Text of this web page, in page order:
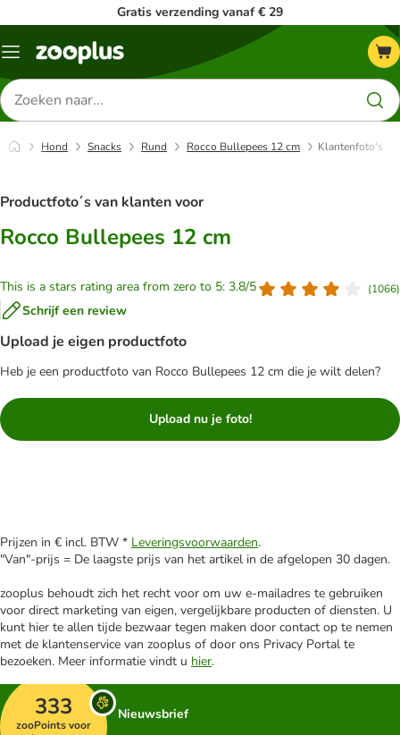
Gratis verzending vanaf € 29
Menu
Zoeken
naar
producten
Hond Snacks Rund Rocco Bullepees 12 cm Klantenfoto's
Productfoto´s van klanten voor
Rocco Bullepees 12 cm
This is a stars rating area from zero to 5: 3.8/5 (1066)
Schrijf een review
Upload je eigen productfoto
Heb je een productfoto van Rocco Bullepees 12 cm die je wilt delen?
Upload nu je foto!
Prijzen in € incl. BTW * Leveringsvoorwaarden.
"Van"-prijs = De laagste prijs van het artikel in de afgelopen 30 dagen.
zooplus behoudt zich het recht voor om uw e-mailadres te gebruiken
voor direct marketing van eigen, vergelijkbare producten of diensten. U
kunt hier te allen tijde bezwaar tegen maken door contact op te nemen
met de klantenservice van zooplus of door ons Privacy Portal te
bezoeken. Meer informatie vindt u hier.
333
zooPoints voor
Nieuwsbrief